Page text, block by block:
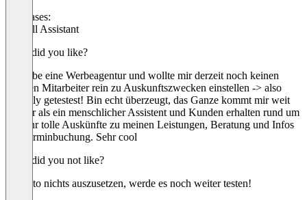
Use cases:
AI Call Assistant
What did you like?
Ich habe eine Werbeagentur und wollte mir derzeit noch keinen
eigenen Mitarbeiter rein zu Auskunftszwecken einstellen -> also
Fluently getestest! Bin echt überzeugt, das Ganze kommt mir weit
billiger als ein menschlicher Assistent und Kunden erhalten rund um
die Uhr tolle Auskünfte zu meinen Leistungen, Beratung und Infos
zur Terminbuchung. Sehr cool
What did you not like?
Bis dato nichts auszusetzen, werde es noch weiter testen!